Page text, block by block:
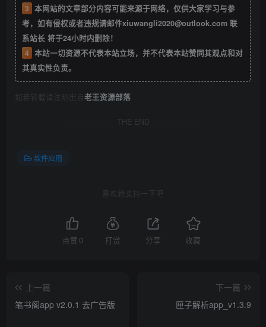
3 本网站的文章部分内容可能来源于网络，仅供大家学习与参
考，如有侵权或者违规请邮件xiuwangli2020@outlook.com 联
系站长 将于24小时内删除！
4 本站一切资源不代表本站立场，并不代表本站赞同其观点和对
其真实性负责。
如若转载请注明出自老王资源部落
THE END
软件应用
喜欢就支持一下吧
点赞 0 打赏 分享 收藏
上一篇
笔书阁app v2.0.1 去广告版
下一篇
匣子解析app_v1.3.9